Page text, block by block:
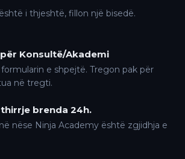
i thjeshtë, fillon një bisedë.
Konsultë/Akademi
e shpejtë. Tregon pak për
në tregti.
brenda 24h.
nëse Ninja Academy është zgjidhja e